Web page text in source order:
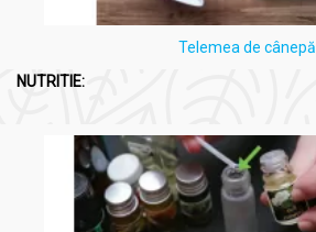
Telemea de cânepă
NUTRITIE: